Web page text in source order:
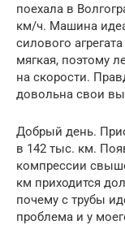
поехала в
км/ч. Машина
силового
мягкая, поэтому
на скорости.
довольна свои
Добрый день.
в 142 тыс. км.
компрессии
км приходится
почему с трубы
проблема и у